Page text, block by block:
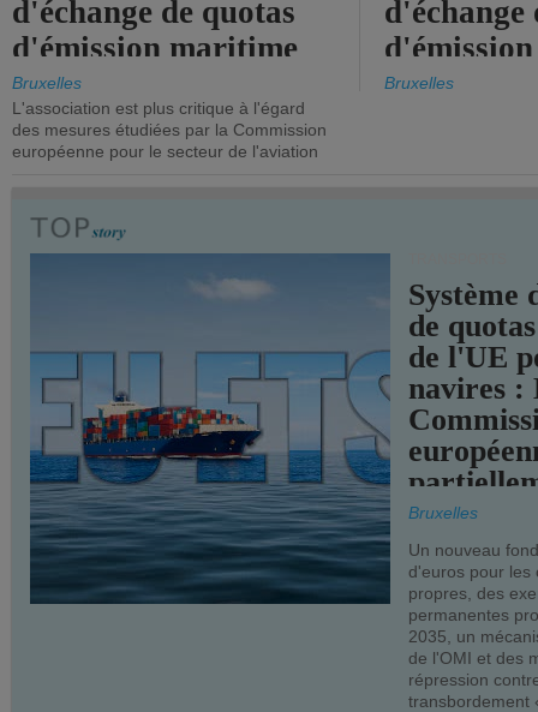
d'échange de quotas
d'émission maritime
de l'UE.
Bruxelles
L'association est plus critique à l'égard
des mesures étudiées par la Commission
européenne pour le secteur de l'aviation
d'échange
timide,
Bruxelles
Système
de
de l'UE
navires :
Bruxelles
Un nouveau
d'euros pour les
propres, des
permanentes
2035, un
de l'OMI et des
répression
transbordement